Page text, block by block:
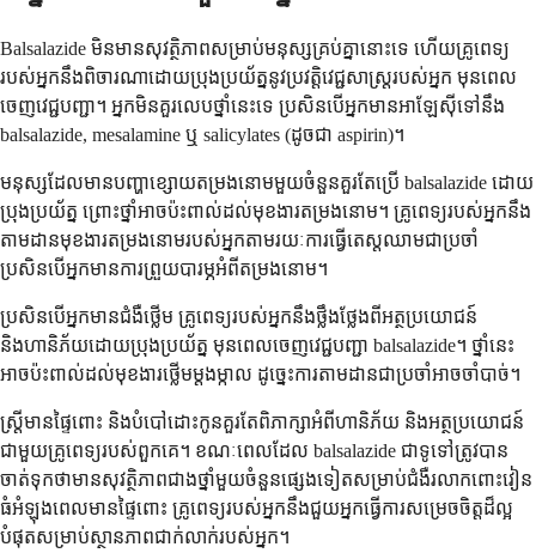
Balsalazide មិនមានសុវត្ថិភាពសម្រាប់មនុស្សគ្រប់គ្នានោះទេ ហើយគ្រូពេទ្យ
របស់អ្នកនឹងពិចារណាដោយប្រុងប្រយ័ត្ននូវប្រវត្តិវេជ្ជសាស្ត្ររបស់អ្នក មុនពេល
ចេញវេជ្ជបញ្ជា។ អ្នកមិនគួរលេបថ្នាំនេះទេ ប្រសិនបើអ្នកមានអាឡែស៊ីទៅនឹង
balsalazide, mesalamine ឬ salicylates (ដូចជា aspirin)។
មនុស្សដែលមានបញ្ហាខ្សោយតម្រងនោមមួយចំនួនគួរតែប្រើ balsalazide ដោយ
ប្រុងប្រយ័ត្ន ព្រោះថ្នាំអាចប៉ះពាល់ដល់មុខងារតម្រងនោម។ គ្រូពេទ្យរបស់អ្នកនឹង
តាមដានមុខងារតម្រងនោមរបស់អ្នកតាមរយៈការធ្វើតេស្តឈាមជាប្រចាំ
ប្រសិនបើអ្នកមានការព្រួយបារម្ភអំពីតម្រងនោម។
ប្រសិនបើអ្នកមានជំងឺថ្លើម គ្រូពេទ្យរបស់អ្នកនឹងថ្លឹងថ្លែងពីអត្ថប្រយោជន៍
និងហានិភ័យដោយប្រុងប្រយ័ត្ន មុនពេលចេញវេជ្ជបញ្ជា balsalazide។ ថ្នាំនេះ
អាចប៉ះពាល់ដល់មុខងារថ្លើមម្តងម្កាល ដូច្នេះការតាមដានជាប្រចាំអាចចាំបាច់។
ស្ត្រីមានផ្ទៃពោះ និងបំបៅដោះកូនគួរតែពិភាក្សាអំពីហានិភ័យ និងអត្ថប្រយោជន៍
ជាមួយគ្រូពេទ្យរបស់ពួកគេ។ ខណៈពេលដែល balsalazide ជាទូទៅត្រូវបាន
ចាត់ទុកថាមានសុវត្ថិភាពជាងថ្នាំមួយចំនួនផ្សេងទៀតសម្រាប់ជំងឺរលាកពោះវៀន
ធំអំឡុងពេលមានផ្ទៃពោះ គ្រូពេទ្យរបស់អ្នកនឹងជួយអ្នកធ្វើការសម្រេចចិត្តដ៏ល្អ
បំផុតសម្រាប់ស្ថានភាពជាក់លាក់របស់អ្នក។